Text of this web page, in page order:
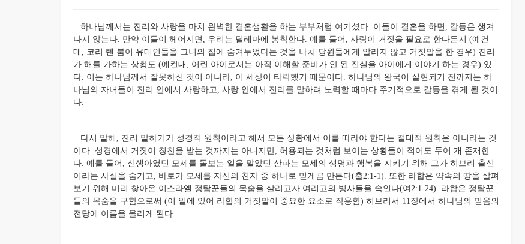
하나님께서는 진리와 사랑을 마치 완벽한 결혼생활을 하는 부부처럼 여기셨다. 이들이 결혼을 하면, 갈등은 생겨
나지 않는다. 만약 이들이 헤어지면, 우리는 딜레마에 봉착한다. 예를 들어, 사랑이 거짓을 필요로 한다든지 (예컨
대, 코리 텐 붐이 유대인들을 그녀의 집에 숨겨두었다는 것을 나치 당원들에게 알리지 않고 거짓말을 한 경우) 진리
가 해를 가하는 상황도 (예컨대, 어린 아이로서는 아직 이해할 준비가 안 된 진실을 아이에게 이야기 하는 경우) 있
다. 이는 하나님께서 잘못하신 것이 아니라, 이 세상이 타락했기 때문이다. 하나님의 왕국이 실현되기 전까지는 하
나님의 자녀들이 진리 안에서 사랑하고, 사랑 안에서 진리를 말하려 노력할 때마다 주기적으로 갈등을 겪게 될 것이
다.
다시 말해, 진리 말하기가 성경적 원칙이라고 해서 모든 상황에서 이를 따라야 한다는 절대적 원칙은 아니라는 것
이다. 성경에서 거짓이 칭찬을 받는 것까지는 아니지만, 허용되는 것처럼 보이는 상황들이 적어도 두어 개 존재한
다. 예를 들어, 신생아였던 모세를 돌보는 일을 맡았던 산파는 모세의 생명과 행복을 지키기 위해 그가 히브리 출신
이라는 사실을 숨기고, 바로가 모세를 자신의 친자 중 하나로 믿게끔 만든다(출2:1-1). 또한 라합은 약속의 땅을 살펴
보기 위해 미리 찾아온 이스라엘 정탐꾼들의 목숨을 살리고자 여리고의 병사들을 속인다(여2:1-24). 라합은 정탐꾼
들의 목숨을 구함으로써 (이 일에 있어 라합의 거짓말이 중요한 요소로 작용함) 히브리서 11장에서 하나님의 믿음의
전당에 이름을 올리게 된다.